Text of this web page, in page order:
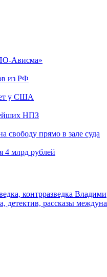
Ависма»
из РФ
у США
НПЗ
свободу прямо в зале суда
4 млрд рублей
контрразведка
детектив, рассказы